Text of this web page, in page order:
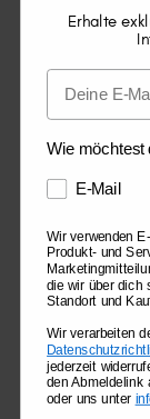
Erhalte
Wie möchtest
E-Mail
Wir verwenden
Produkt- und
die wir über dich
Standort und
Wir verarbeiten
jederzeit
den Abmeldelink
oder uns unter